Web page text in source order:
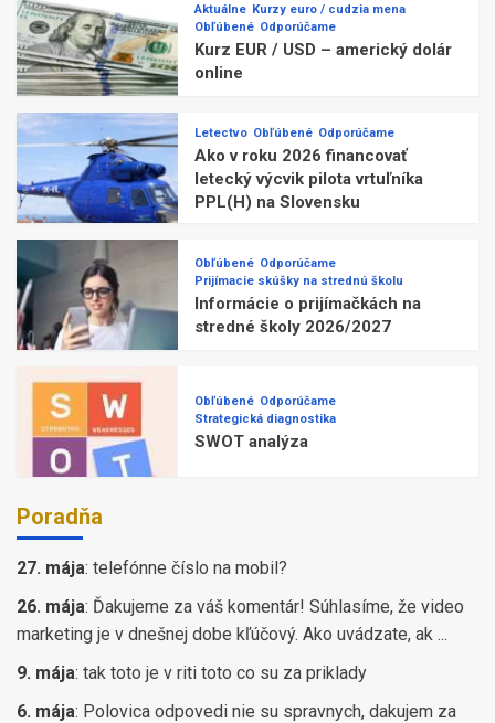
Aktuálne Kurzy euro / cudzia mena
Obľúbené Odporúčame
Kurz EUR / USD – americký dolár
online
Letectvo Obľúbené Odporúčame
Ako v roku 2026 financovať
letecký výcvik pilota vrtuľníka
PPL(H) na Slovensku
Obľúbené Odporúčame
Prijímacie skúšky na strednú školu
Informácie o prijímačkách na
stredné školy 2026/2027
Obľúbené Odporúčame
Strategická diagnostika
SWOT analýza
Poradňa
27. mája: telefónne číslo na mobil?
26. mája: Ďakujeme za váš komentár! Súhlasíme, že video
marketing je v dnešnej dobe kľúčový. Ako uvádzate, ak ...
9. mája: tak toto je v riti toto co su za priklady
6. mája: Polovica odpovedi nie su spravnych, dakujem za